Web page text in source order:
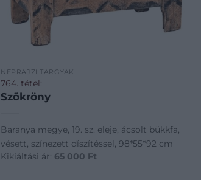
NÉPRAJZI TÁRGYAK
764. tétel:
Szökröny
Baranya megye, 19. sz. eleje, ácsolt bükkfa,
vésett, színezett díszítéssel, 98*55*92 cm
Kikiáltási ár: 65 000 Ft